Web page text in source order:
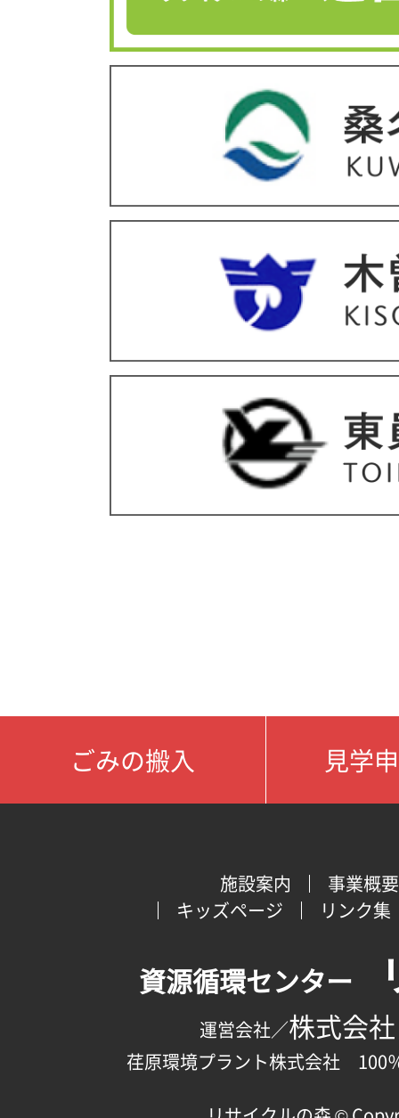
ごみの搬入 見学
施設案内
事業概要
キッズページ
リンク集
資源循環センター
運営会社／株式会
荏原環境プラント株式会社 100